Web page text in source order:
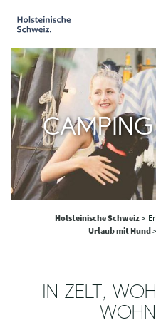
Holsteinische Schweiz>
Urlaub mit Hund>
IN ZELT,